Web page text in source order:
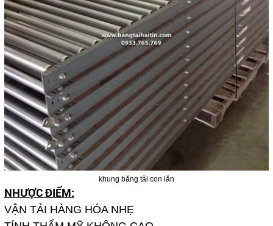
khung băng tải con lăn
NHƯỢC ĐIỂM:
VẬN TẢI HÀNG HÓA NHẸ